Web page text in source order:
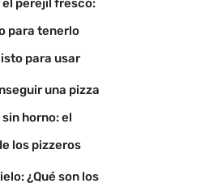
el perejil fresco:
para tenerlo
para usar
una pizza
horno: el
los pizzeros
¿Qué son los